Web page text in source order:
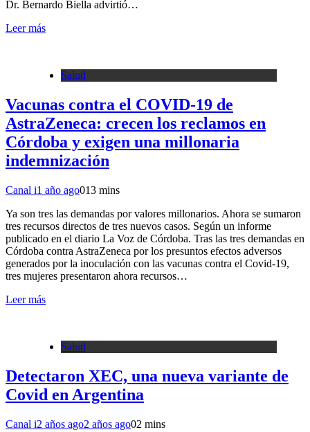
Dr. Bernardo Biella advirtió…
Leer más
Salud
Vacunas contra el COVID-19 de
AstraZeneca: crecen los reclamos en
Córdoba y exigen una millonaria
indemnización
Canal i1 año ago013 mins
Ya son tres las demandas por valores millonarios. Ahora se sumaron
tres recursos directos de tres nuevos casos. Según un informe
publicado en el diario La Voz de Córdoba. Tras las tres demandas en
Córdoba contra AstraZeneca por los presuntos efectos adversos
generados por la inoculación con las vacunas contra el Covid-19,
tres mujeres presentaron ahora recursos…
Leer más
Salud
Detectaron XEC, una nueva variante de
Covid en Argentina
Canal i2 años ago2 años ago02 mins